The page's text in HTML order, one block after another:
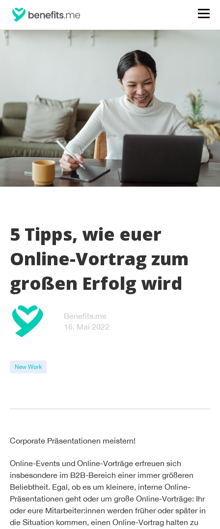
5 Tipps, wie euer
Online-Vortrag zum
großen Erfolg wird
Benefits.me
16. Mai 2022
New Work
Corporate Präsentationen meistern!
Online-Events und Online-Vorträge erfreuen sich
insbesondere im B2B-Bereich einer immer größeren
Beliebtheit. Egal, ob es um kleinere, interne Online-
Präsentationen geht oder um große Online-Vorträge: Ihr
oder eure Mitarbeiter:innen werden früher oder später in
die Situation kommen, einen Online-Vortrag halten zu